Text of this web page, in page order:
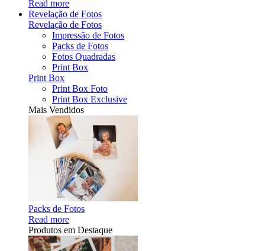
Read more
Revelação de Fotos
Revelação de Fotos
Impressão de Fotos
Packs de Fotos
Fotos Quadradas
Print Box
Print Box
Print Box Foto
Print Box Exclusive
Mais Vendidos
Packs de Fotos
Read more
Produtos em Destaque